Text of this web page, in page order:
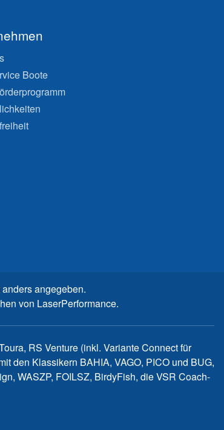
Boote
angegeben.
von LaserPerformance.
RS Venture (inkl. Variante Connect für
den Klassikern BAHIA, VAGO, PICO und BUG,
WASZP, FOILSZ, BirdyFish, die VSR Coach-